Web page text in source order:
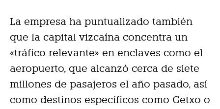
La empresa ha puntualizado también
que la capital vizcaína concentra un
«tráfico relevante» en enclaves como el
aeropuerto, que alcanzó cerca de siete
millones de pasajeros el año pasado, así
como destinos específicos como Getxo o